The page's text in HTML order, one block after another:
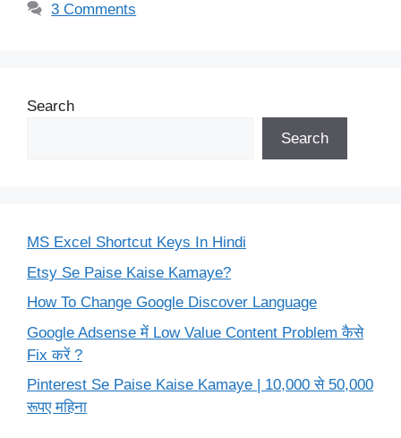
3 Comments
Search
Search
MS Excel Shortcut Keys In Hindi
Etsy Se Paise Kaise Kamaye?
How To Change Google Discover Language
Google Adsense में Low Value Content Problem कैसे
Fix करें ?
Pinterest Se Paise Kaise Kamaye | 10,000 से 50,000
रूपए महिना